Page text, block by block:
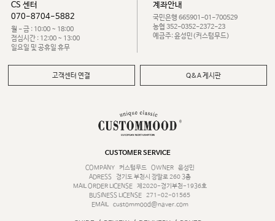
CS 센터
070-8704-5882
월 - 금 : 10:00 ~ 18:00
점심시간 : 12:00 ~ 13:00
일요일 및 공휴일 휴무
계좌안내
국민은행 665901-01-700529
농협 352-0352-2372-23
예금주: 윤성민(커스텀무드)
고객센터 연결 Q&A 게시판
CUSTOMER SERVICE
COMPANY
커스텀무드 OWNER
윤성민
ADRESS
경기도 부천시 장말로 260 3층
MAIL ORDER LICENSE
제2020-경기부천-1936호
BUSINESS LICENSE 271-02-01565
EMAIL
custommood@naver.com